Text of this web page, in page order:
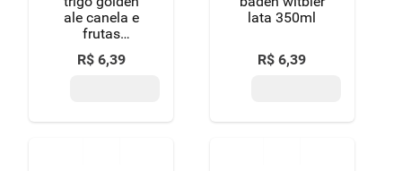
limitado a 2 pedido por
CPF
ale canela e
frutas
vermelhas
baden baden
R$ 6,39
limitado a 2 pedido por
CPF
lata 350ml
R$ 6,39